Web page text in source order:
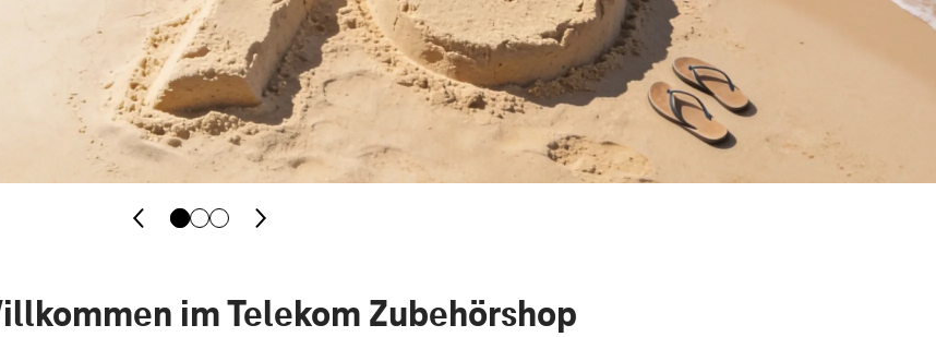
im Telekom Zubehörshop